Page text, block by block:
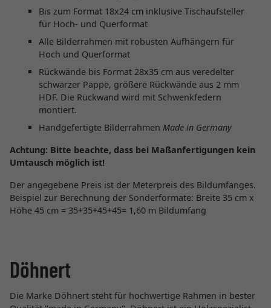
Bis zum Format 18x24 cm inklusive Tischaufsteller
für Hoch- und Querformat
Alle Bilderrahmen mit robusten Aufhängern für
Hoch und Querformat
Rückwände bis Format 28x35 cm aus veredelter
schwarzer Pappe, größere Rückwände aus 2 mm
HDF. Die Rückwand wird mit Schwenkfedern
montiert.
Handgefertigte Bilderrahmen Made in Germany
Achtung: Bitte beachte, dass bei Maßanfertigungen kein
Umtausch möglich ist!
Der angegebene Preis ist der Meterpreis des Bildumfanges.
Beispiel zur Berechnung der Sonderformate: Breite 35 cm x
Höhe 45 cm = 35+35+45+45= 1,60 m Bildumfang
Döhnert
Die Marke Döhnert steht für hochwertige Rahmen in bester